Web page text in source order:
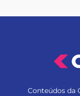
Conteúdos da